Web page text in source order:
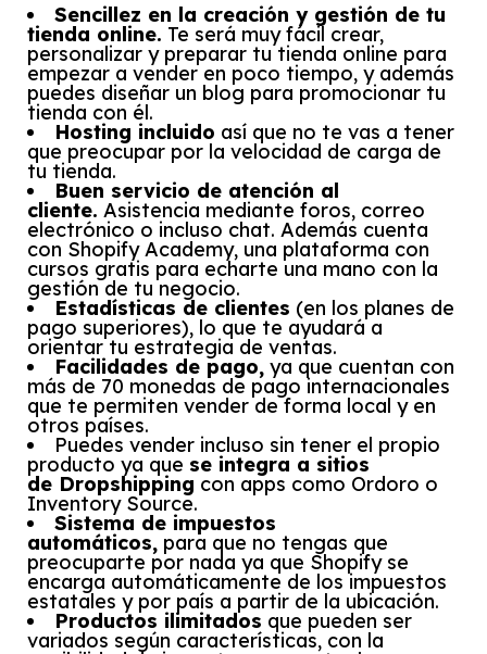
Sencillez en la creación y gestión de tu
tienda online. Te será muy fácil crear,
personalizar y preparar tu tienda online para
empezar a vender en poco tiempo, y además
puedes diseñar un blog para promocionar tu
tienda con él.
Hosting incluido así que no te vas a tener
que preocupar por la velocidad de carga de
tu tienda.
Buen servicio de atención al
cliente. Asistencia mediante foros, correo
electrónico o incluso chat. Además cuenta
con Shopify Academy, una plataforma con
cursos gratis para echarte una mano con la
gestión de tu negocio.
Estadísticas de clientes (en los planes de
pago superiores), lo que te ayudará a
orientar tu estrategia de ventas.
Facilidades de pago, ya que cuentan con
más de 70 monedas de pago internacionales
que te permiten vender de forma local y en
otros países.
Puedes vender incluso sin tener el propio
producto ya que se integra a sitios
de Dropshipping con apps como Ordoro o
Inventory Source.
Sistema de impuestos
automáticos, para que no tengas que
preocuparte por nada ya que Shopify se
encarga automáticamente de los impuestos
estatales y por país a partir de la ubicación.
Productos ilimitados que pueden ser
variados según características, con la